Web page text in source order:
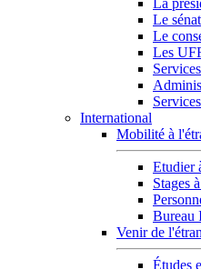
La
Le
Le
Les
Services
International
Mobilité à
Etudier
Stages
Bureau
Venir de
Études